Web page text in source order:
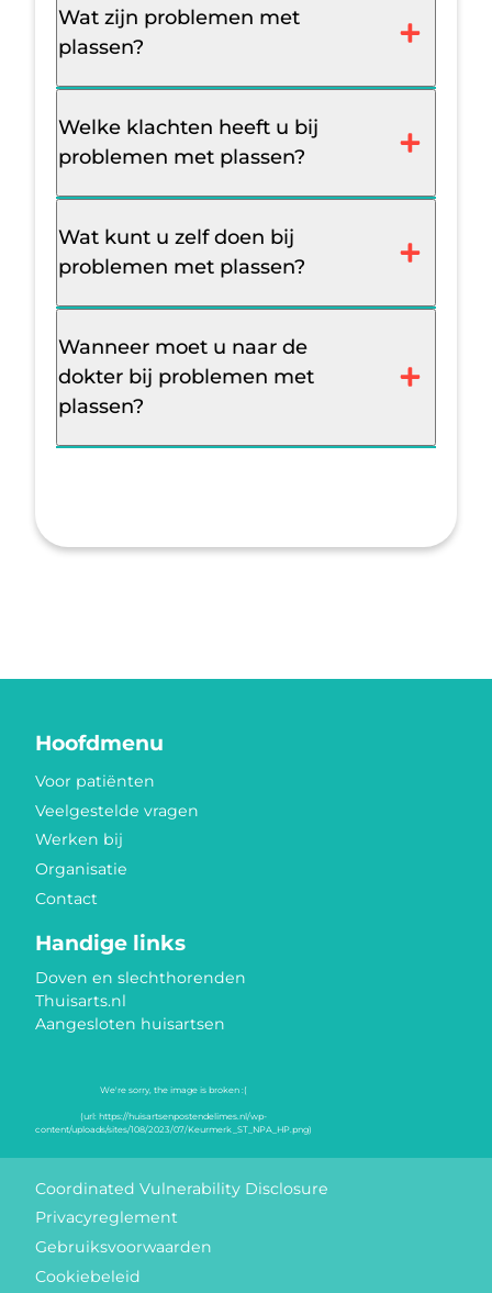
Wat zijn problemen met
plassen?
Welke klachten heeft u bij
problemen met plassen?
Wat kunt u zelf doen bij
problemen met plassen?
Wanneer moet u naar de
dokter bij problemen met
plassen?
Hoofdmenu
Voor patiënten
Veelgestelde vragen
Werken bij
Organisatie
Contact
Handige links
Doven en slechthorenden
Thuisarts.nl
Aangesloten huisartsen
Coordinated Vulnerability Disclosure
Privacyreglement
Gebruiksvoorwaarden
Cookiebeleid